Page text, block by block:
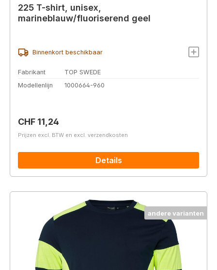
225 T-shirt, unisex,
marineblauw/fluoriserend geel
Binnenkort beschikbaar
Fabrikant
TOP SWEDE
Modellenlijn
1000664-960
Normale prijs:
CHF 11,24
Prijzen excl. BTW en excl. verzendkosten
Details
andere varianten